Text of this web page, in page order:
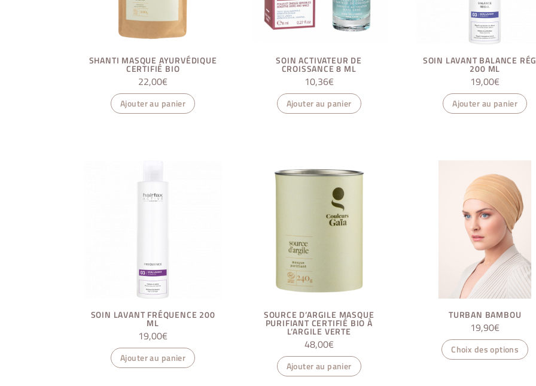
SHANTI MASQUE AYURVÉDIQUE
CERTIFIÉ BIO
22,00€
Ajouter au panier
SOIN ACTIVATEUR DE
CROISSANCE 8 ML
10,36€
Ajouter au panier
SOIN LAVANT BALANCE
200 ML
19,00€
Ajouter au panier
SOIN LAVANT FRÉQUENCE 200
ML
19,00€
Ajouter au panier
SOURCE D’ARGILE MASQUE
PURIFIANT CERTIFIÉ BIO À
L’ARGILE VERTE
48,00€
Ajouter au panier
TURBAN BAMBOU
19,90€
Choix des options